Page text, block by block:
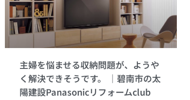
主婦を悩ませる収納問題が、ようや
く解決できそうです。